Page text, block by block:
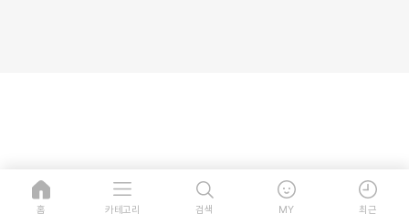
홈 카테고리 검색 MY 최근